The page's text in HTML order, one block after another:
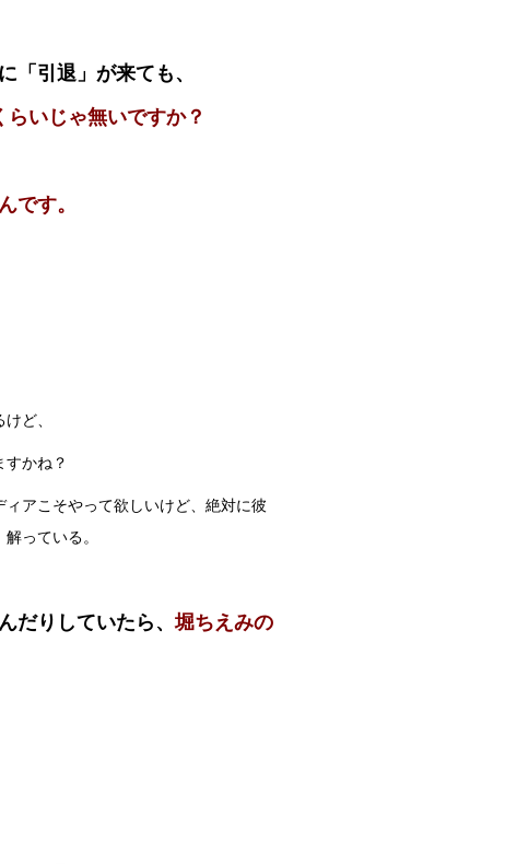
「引退」が来ても、
らいじゃ無いですか？
です。
ど、
かね？
アこそやって欲しいけど、絶対に彼
っている。
だりしていたら、堀ちえみの